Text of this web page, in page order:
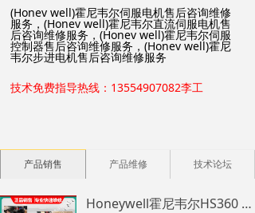
(Honev well)霍尼韦尔伺服电机售后咨询维修
服务，(Honev well)霍尼韦尔直流伺服电机售
后咨询维修服务，(Honev well)霍尼韦尔伺服
控制器售后咨询维修服务，(Honev well)霍尼
韦尔步进电机售后咨询维修服务
技术免费指导热线：13554907082李工
产品销售 产品维修 技术论坛
Honeywell霍尼韦尔HS360 系列交流伺服电机及驱动器